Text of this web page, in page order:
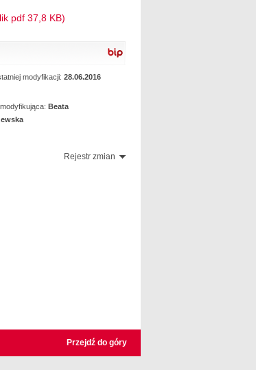
pdf 37,8 KB)
modyfikacji: 28.06.2016
Beata
Rejestr zmian
Przejdź do góry